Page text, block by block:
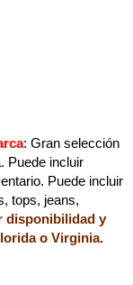
: Gran selección
Puede incluir
Puede incluir
tops, jeans,
disponibilidad y
o Virginia.